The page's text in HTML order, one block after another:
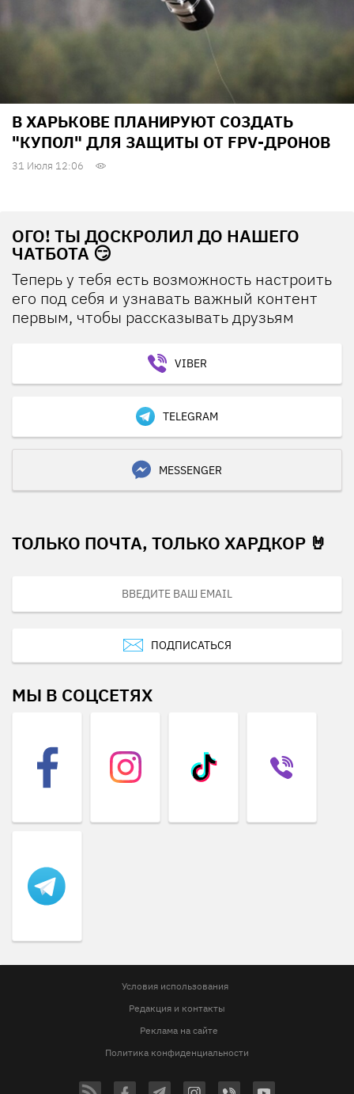
В ХАРЬКОВЕ ПЛАНИРУЮТ СОЗДАТЬ
"КУПОЛ" ДЛЯ ЗАЩИТЫ ОТ FPV-ДРОНОВ
31 Июля 12:06
ОГО! ТЫ ДОСКРОЛИЛ ДО НАШЕГО
ЧАТБОТА 😏
Теперь у тебя есть возможность настроить
его под себя и узнавать важный контент
первым, чтобы рассказывать друзьям
VIBER
TELEGRAM
MESSENGER
ТОЛЬКО ПОЧТА, ТОЛЬКО ХАРДКОР 🤘
ПОДПИСАТЬСЯ
МЫ В СОЦСЕТЯХ
Условия использования
Редакция и контакты
Реклама на сайте
Политика конфиденциальности